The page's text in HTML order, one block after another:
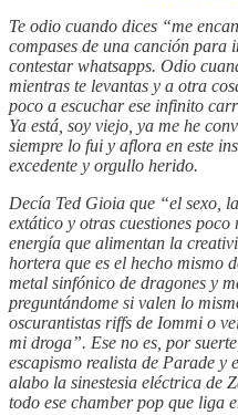
Te odio cuando dices “me
compases de una canción para
contestar whatsapps. Odio
mientras te levantas y a otra
poco a escuchar ese infinito
Ya está, soy viejo, ya me he
siempre lo fui y aflora en este
excedente y orgullo herido.
Decía Ted Gioia que “el sexo,
extático y otras cuestiones poco
energía que alimentan la
hortera que es el hecho mismo
metal sinfónico de dragones y
preguntándome si valen lo
oscurantistas riffs de Iommi o
mi droga”. Ese no es, por
escapismo realista de Parade y
alabo la sinestesia eléctrica de
todo ese chamber pop que liga